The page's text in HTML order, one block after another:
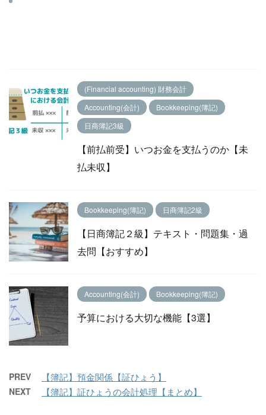
(Financial accounting) 財務会計
Accounting(会計)
Bookkeeping(簿記)
日商簿記3級
【前払前受】いつお金を支払うのか【未
払未収】
Bookkeeping(簿記) 日商簿記2級
【日商簿記２級】テキスト・問題集・過
去問【おすすめ】
Accounting(会計) Bookkeeping(簿記)
予算における大切な機能【3選】
PREV 【簿記】預金関係【証ひょう】
NEXT 【簿記】証ひょうの会計処理【まとめ】